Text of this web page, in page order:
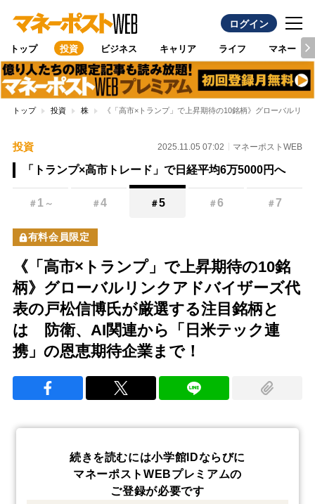
ログイン
トップ 投資 ビジネス キャリア ライフ マネー
トップ 投資 株 《「高市×トランプ」で上昇期待の10銘柄》グローバルリ
投資 2025.11.05 07:02 マネーポストWEB
「トランプ×高市トレード」で日経平均6万5000円へ
＃ 1 ～ ＃4 ＃5 ＃6 ＃7
有料会員限定
《「高市×トランプ」で上昇期待の10銘
柄》グローバルリンクアドバイザーズ代
表の戸松信博氏が厳選する注目銘柄と
は 防衛、AI関連から「日米テック連
携」の恩恵期待企業まで！
続きを読むには小学館IDならびに
マネーポストWEBプレミアムの
ご登録が必要です